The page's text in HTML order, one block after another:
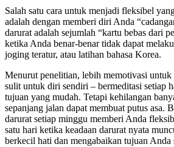
Salah satu cara untuk menjadi fleksibel
adalah dengan memberi diri Anda
darurat adalah sejumlah “kartu bebas dari
ketika Anda benar-benar tidak dapat
joging teratur, atau latihan bahasa Korea.
Menurut penelitian, lebih memotivasi untuk
sulit untuk diri sendiri – bermeditasi setiap
tujuan yang mudah. Tetapi kehilangan
sepanjang jalan dapat membuat putus asa.
darurat setiap minggu memberi Anda
satu hari ketika keadaan darurat nyata
berkecil hati dan mengabaikan tujuan Anda